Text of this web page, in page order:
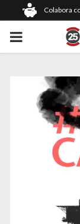
Colabora
PRIMARY